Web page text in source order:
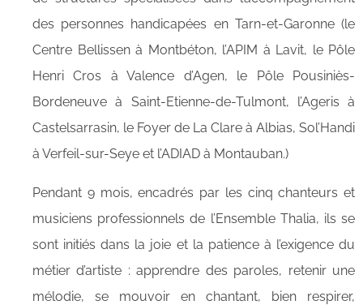
des personnes handicapées en Tarn-et-Garonne (le
Centre Bellissen à Montbéton, l’APIM à Lavit, le Pôle
Henri Cros à Valence d’Agen, le Pôle Pousiniès-
Bordeneuve à Saint-Etienne-de-Tulmont, l’Ageris à
Castelsarrasin, le Foyer de La Clare à Albias, Sol’Handi
à Verfeil-sur-Seye et l’ADIAD à Montauban.)
Pendant 9 mois, encadrés par les cinq chanteurs et
musiciens professionnels de l’Ensemble Thalia, ils se
sont initiés dans la joie et la patience à l’exigence du
métier d’artiste : apprendre des paroles, retenir une
mélodie, se mouvoir en chantant, bien respirer,